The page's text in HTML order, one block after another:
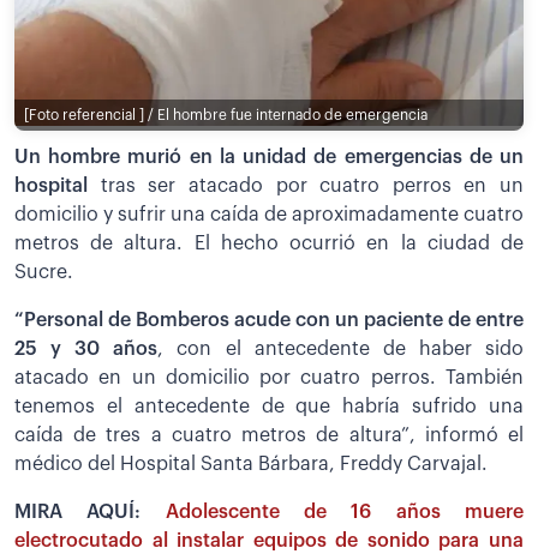
[Foto referencial ] / El hombre fue internado de emergencia
Un hombre murió en la unidad de emergencias de un
hospital tras ser atacado por cuatro perros en un
domicilio y sufrir una caída de aproximadamente cuatro
metros de altura. El hecho ocurrió en la ciudad de
Sucre.
“Personal de Bomberos acude con un paciente de entre
25 y 30 años, con el antecedente de haber sido
atacado en un domicilio por cuatro perros. También
tenemos el antecedente de que habría sufrido una
caída de tres a cuatro metros de altura”, informó el
médico del Hospital Santa Bárbara, Freddy Carvajal.
MIRA AQUÍ: Adolescente de 16 años muere
electrocutado al instalar equipos de sonido para una